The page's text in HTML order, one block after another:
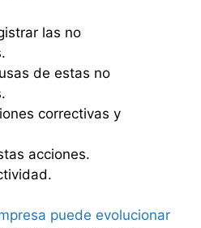
las no
de estas no
correctivas y
acciones.
puede evolucionar